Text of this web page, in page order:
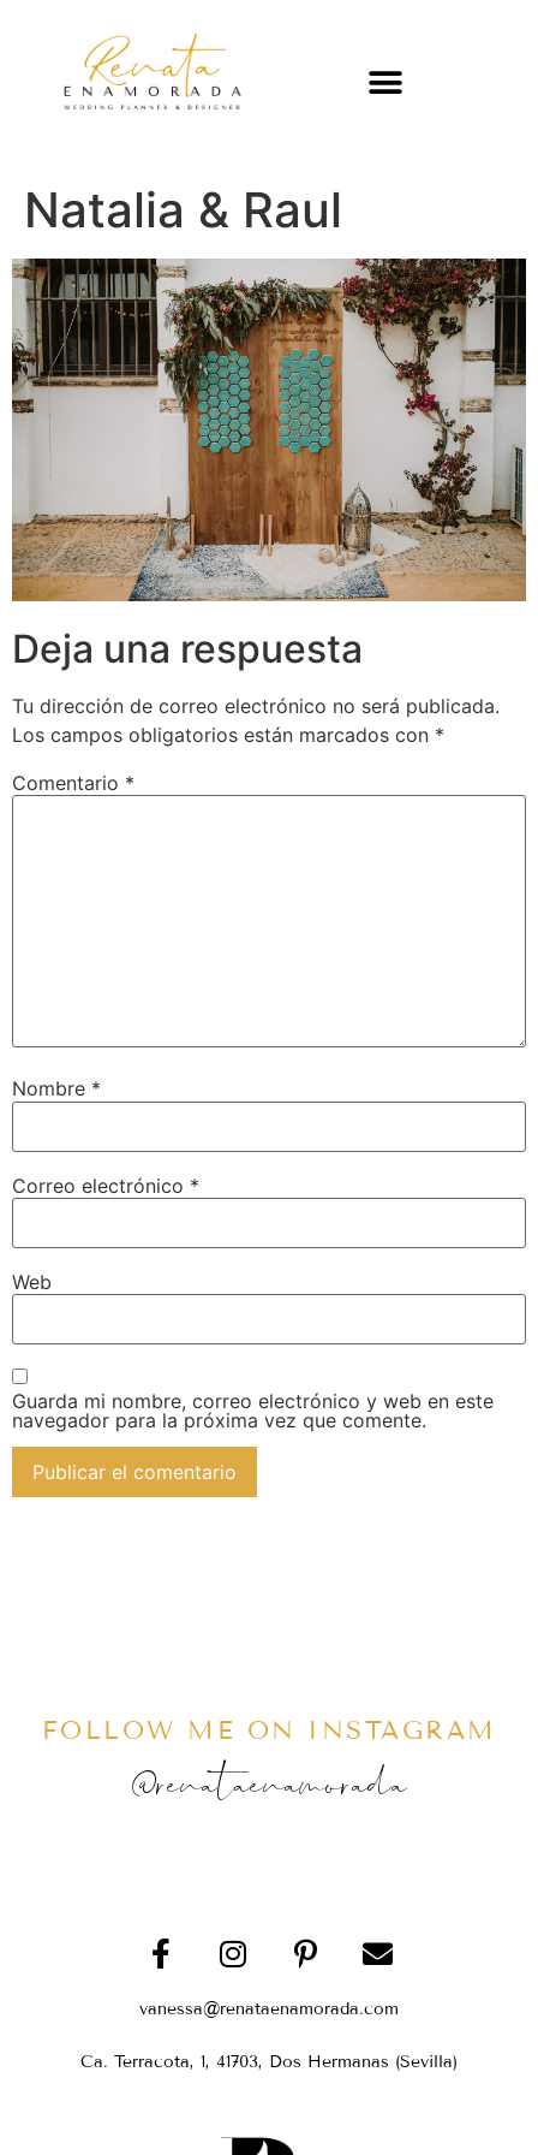
Natalia & Raul
Deja una respuesta
Tu dirección de correo electrónico no será publicada.
Los campos obligatorios están marcados con *
Comentario *
Nombre *
Correo electrónico *
Web
Guarda mi nombre, correo electrónico y web en este
navegador para la próxima vez que comente.
FOLLOW ME ON INSTAGRAM
@renataenamorada
vanessa@renataenamorada.com
Ca. Terracota, 1, 41703, Dos Hermanas (Sevilla)